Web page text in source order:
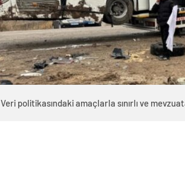
Veri politikasındaki amaçlarla sınırlı ve